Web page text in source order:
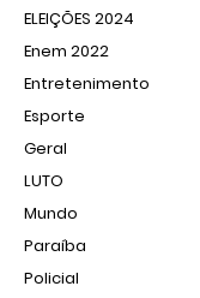
ELEIÇÕES 2024
Enem 2022
Entretenimento
Esporte
Geral
LUTO
Mundo
Paraíba
Policial